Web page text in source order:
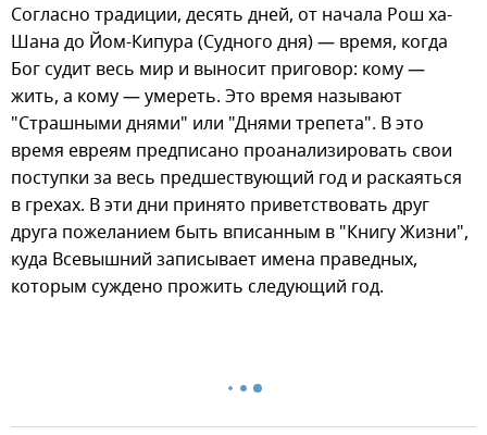
Согласно традиции, десять дней, от начала Рош ха-
Шана до Йом-Кипура (Судного дня) — время, когда
Бог судит весь мир и выносит приговор: кому —
жить, а кому — умереть. Это время называют
"Страшными днями" или "Днями трепета". В это
время евреям предписано проанализировать свои
поступки за весь предшествующий год и раскаяться
в грехах. В эти дни принято приветствовать друг
друга пожеланием быть вписанным в "Книгу Жизни",
куда Всевышний записывает имена праведных,
которым суждено прожить следующий год.